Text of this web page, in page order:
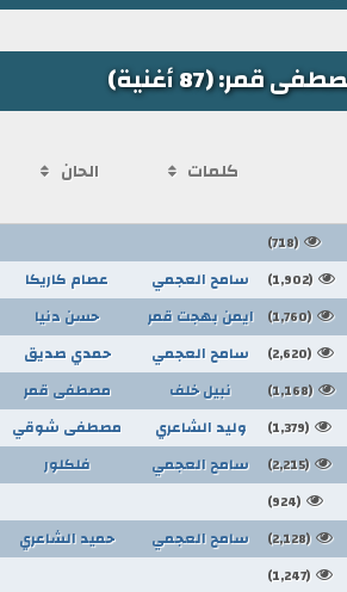
قمر: (87 أغنية)
كلمات الحان
(718)
(1,902) سامح العجمي عصام كاريكا
(1,760) ايمن بهجت قمر حسن دنيا
(2,620) سامح العجمي حمدي صديق
(1,168) نبيل خلف مصطفى قمر
(1,379) وليد الشاعري مصطفى شوقي
(2,215) سامح العجمي فلكلور
(924)
(2,128) سامح العجمي حميد الشاعري
(1,247)